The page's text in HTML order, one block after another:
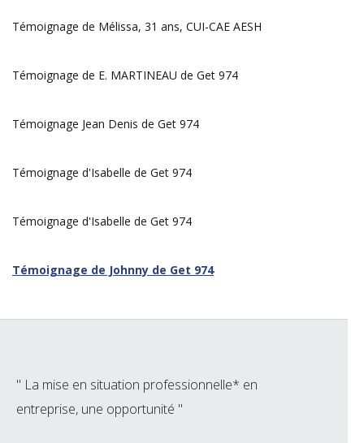
Témoignage de Mélissa, 31 ans, CUI-CAE AESH
Témoignage de E. MARTINEAU de Get 974
Témoignage Jean Denis de Get 974
Témoignage d'Isabelle de Get 974
Témoignage d'Isabelle de Get 974
Témoignage de Johnny de Get 974
" La mise en situation professionnelle* en
entreprise, une opportunité "